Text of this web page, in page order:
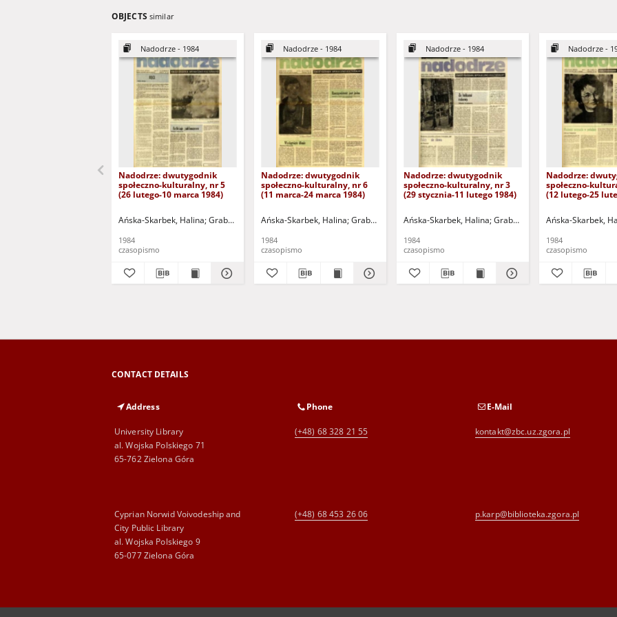
OBJECTS similar
Nadodrze - 1984
Nadodrze: dwutygodnik
społeczno-kulturalny, nr 5
(26 lutego-10 marca 1984)
Ańska-Skarbek, Halina Grabowska, Lucyna Grochomalski, Piotr Hermanowicz, Leszek Horowicz, Michał Koniusz, Janusz (1934-
1984
czasopismo
Nadodrze - 1984
Nadodrze: dwutygodnik
społeczno-kulturalny, nr 6
(11 marca-24 marca 1984)
Ańska-Skarbek, Halina Grabowska, Lucyna Grochomalski, Piotr Hermanowicz, Leszek
1984
czasopismo
Nadodrze - 1984
Nadodrze: dwutygodnik
społeczno-kulturalny, nr 3
(29 stycznia-11 lutego 1984)
Ańska-Skarbek, Halina Grabowska, Lucyna
1984
czasopismo
Nadodrze -
Nadodrze:
społeczno-
(12 lutego-25
Ańska-Skarbek,
1984
czasopismo
CONTACT DETAILS
Address
University Library
al. Wojska Polskiego 71
65-762 Zielona Góra
Phone
(+48) 68 328 21 55
E-Mail
kontakt@zbc.uz.zgora.pl
Cyprian Norwid Voivodeship and
City Public Library
al. Wojska Polskiego 9
65-077 Zielona Góra
(+48) 68 453 26 06 p.karp@biblioteka.zgora.pl